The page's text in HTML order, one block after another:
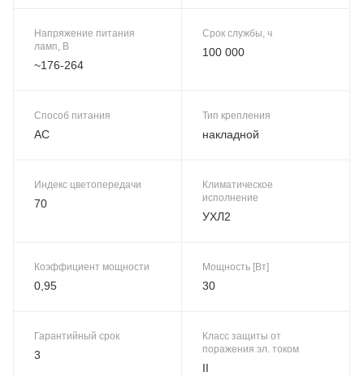
Напряжение питания
ламп, В
~176-264
Срок службы, ч
100 000
Способ питания
AC
Тип крепления
накладной
Индекс цветопередачи
70
Климатическое
исполнение
УХЛ2
Коэффициент мощности
0,95
Мощность [Вт]
30
Гарантийный срок
3
Класс защиты от
поражения эл. током
II